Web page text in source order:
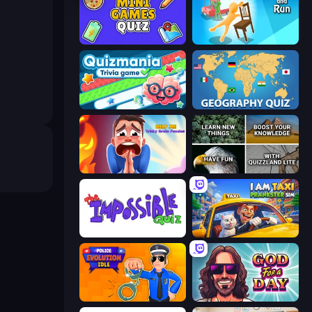
Mini Games Quiz Grab and Run
Quizmania: Trivia Game Geography Quiz: Flags and Capitals
Help Me: Tricky Brain Puzzles QuizzLand Trivia
I Am Taxi Prankster Sim
Police Evolution Idle God For a Day: Prequel